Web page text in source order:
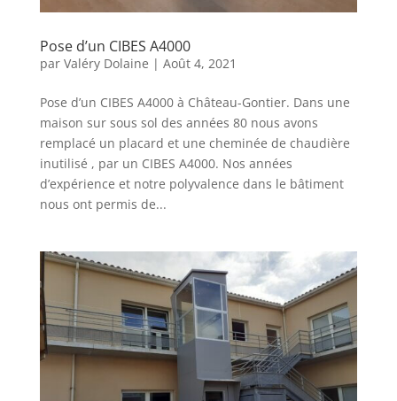
Pose d’un CIBES A4000
par Valéry Dolaine | Août 4, 2021
Pose d’un CIBES A4000 à Château-Gontier. Dans une
maison sur sous sol des années 80 nous avons
remplacé un placard et une cheminée de chaudière
inutilisé , par un CIBES A4000. Nos années
d’expérience et notre polyvalence dans le bâtiment
nous ont permis de...